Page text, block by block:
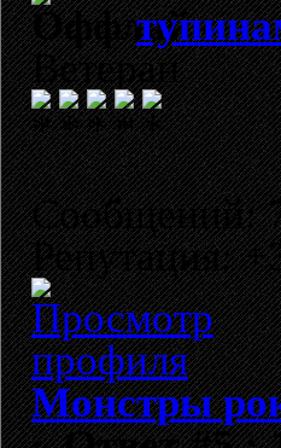
Ветеран
Сообщений:
Репутация:
Монстры